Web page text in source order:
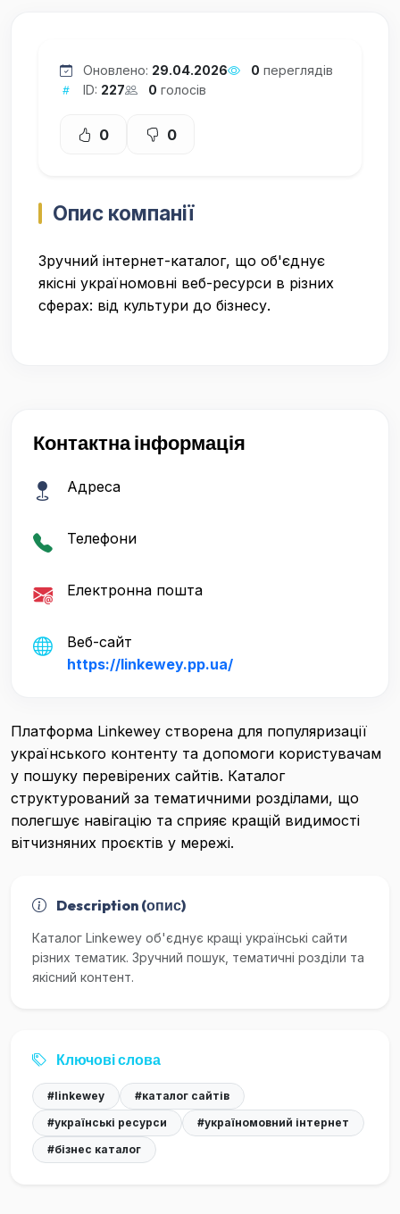
Оновлено: 29.04.2026 0 переглядів
ID: 227 0 голосів
0 0
Опис компанії
Зручний інтернет-каталог, що об'єднує
якісні україномовні веб-ресурси в різних
сферах: від культури до бізнесу.
Контактна інформація
Адреса
Телефони
Електронна пошта
Веб-сайт
https://linkewey.pp.ua/
Платформа Linkewey створена для популяризації
українського контенту та допомоги користувачам
у пошуку перевірених сайтів. Каталог
структурований за тематичними розділами, що
полегшує навігацію та сприяє кращій видимості
вітчизняних проєктів у мережі.
Description (опис)
Каталог Linkewey об'єднує кращі українські сайти
різних тематик. Зручний пошук, тематичні розділи та
якісний контент.
Ключові слова
#linkewey
#каталог сайтів
#українські ресурси
#україномовний інтернет
#бізнес каталог